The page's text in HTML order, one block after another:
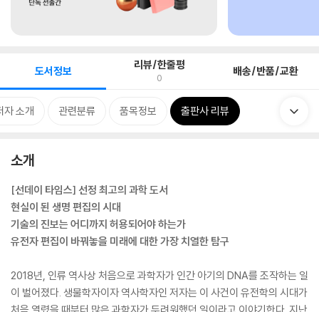
도서정보 리뷰/한줄평
0 배송/반품/교환
자 소개 관련분류 품목정보 출판사 리뷰
소개
[선데이 타임스] 선정 최고의 과학 도서
현실이 된 생명 편집의 시대
기술의 진보는 어디까지 허용되어야 하는가
유전자 편집이 바꿔놓을 미래에 대한 가장 치열한 탐구
2018년, 인류 역사상 처음으로 과학자가 인간 아기의 DNA를 조작하는 일
이 벌어졌다. 생물학자이자 역사학자인 저자는 이 사건이 유전학의 시대가